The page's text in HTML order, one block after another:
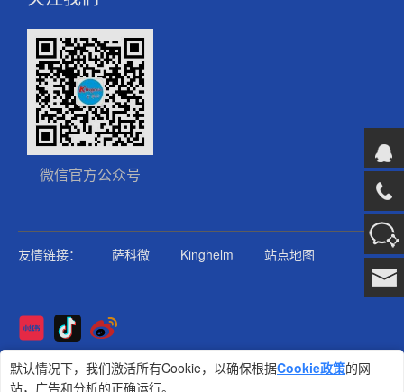
微信官方公众号
友情链接： 萨科微 Kinghelm 站点地图
Copyright@2025版权所有
金航标
默认情况下，我们激活所有Cookie，以确保根据Cookie政策的网
站，广告和分析的正确运行。